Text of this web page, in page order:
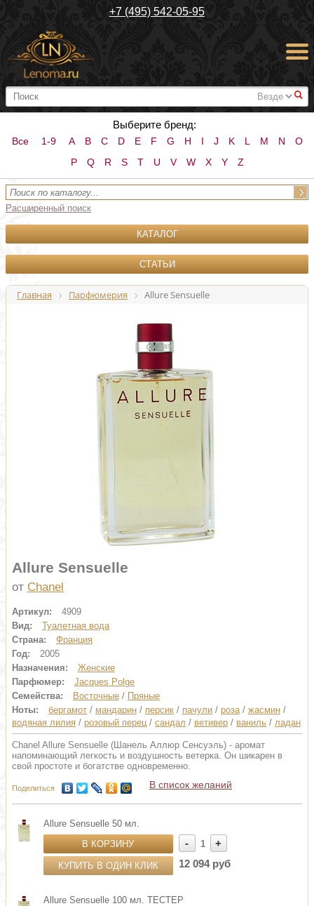
+7 (495) 542-05-95
#
Выберите бренд:
Все 1-9 A B C D E F G H I J K L M N
O
P
Q R S T U V W X Y Z
Расширенный поиск
КАТАЛОГ
СТАТЬИ
Главная Парфюмерия Allure Sensuelle
Allure Sensuelle
от Chanel
Артикул:
4909
Вид:
Туалетная вода
Страна:
Франция
Год:
2005
Назначения:
Женские
Парфюмер:
Jacques Polge
Семейства:
Восточные / Пряные
Ноты:
бергамот / мандарин / персик / пачули / роза/ жасмин /
водяная лилия / розовый перец / сандал / ветивер / ваниль / ладан
Chanel Allure Sensuelle (Шанель Аллюр Сенсуэль) - аромат
напоминающий легкость и воздушность ветерка. Он шикарен в
свой простоте и богатстве одновременно.
Поделиться В список желаний
Allure Sensuelle 50 мл.
В КОРЗИНУ
КУПИТЬ В ОДИН КЛИК
- 1
+
12 094 руб
Allure Sensuelle 100 мл. ТЕСТЕР